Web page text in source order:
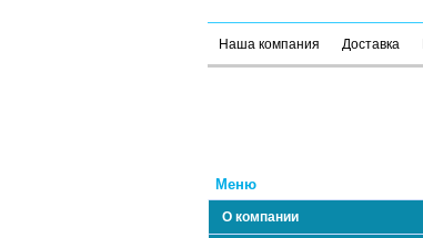
Наша компания Доставка
Меню
О компании